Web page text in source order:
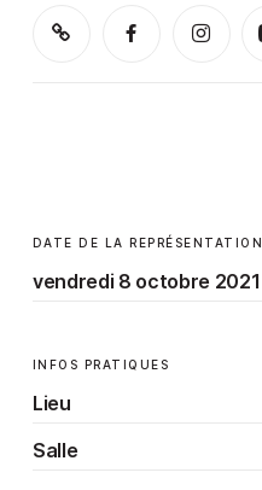
DATE DE LA REPRÉSENTATION
vendredi 8 octobre 2021
INFOS PRATIQUES
Lieu
Salle